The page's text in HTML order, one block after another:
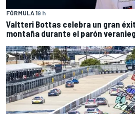
FÓRMULA 19 h
Valtteri Bottas celebra un gran
montaña durante el parón